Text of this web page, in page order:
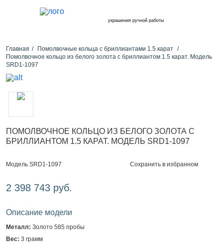
украшения ручной работы
Главная
Помолвочные кольца с бриллиантами 1.5 карат
Помолвочное кольцо из белого золота с бриллиантом 1.5 карат. Модель
SRD1-1097
ПОМОЛВОЧНОЕ КОЛЬЦО ИЗ БЕЛОГО ЗОЛОТА С
БРИЛЛИАНТОМ 1.5 КАРАТ. МОДЕЛЬ SRD1-1097
Модель SRD1-1097 Сохранить в избранном
2 398 743 руб.
Описание модели
Металл: Золото 585 пробы
Вес: 3 грамм